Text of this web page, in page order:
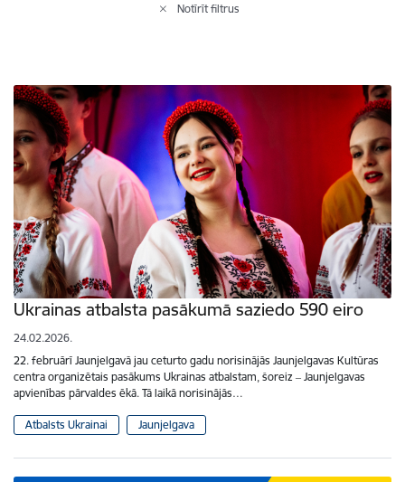
Notīrīt filtrus
Ukrainas atbalsta pasākumā saziedo 590 eiro
24.02.2026.
22. februārī Jaunjelgavā jau ceturto gadu norisinājās Jaunjelgavas Kultūras
centra organizētais pasākums Ukrainas atbalstam, šoreiz ‒ Jaunjelgavas
apvienības pārvaldes ēkā. Tā laikā norisinājās…
Atbalsts Ukrainai Jaunjelgava